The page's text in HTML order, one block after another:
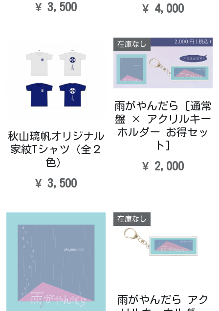
¥ 3,500 ¥ 4,000
秋山璃帆オリジナル
家紋Tシャツ（全２
色）
¥ 3,500
在庫なし
雨がやんだら [通常
盤 × アクリルキー
ホルダー お得セッ
ト]
¥ 2,000
在庫なし
雨がやんだら アク